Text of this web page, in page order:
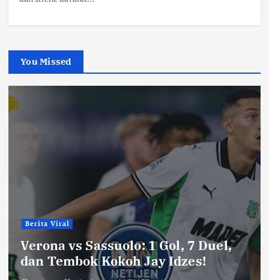
You Missed
Berita Viral
Verona vs Sassuolo: 1 Gol, 7 Duel,
dan Tembok Kokoh Jay Idzes!